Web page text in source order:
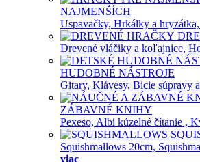
NAJMENŠÍCH
Uspavačky, Hrkálky a hryzátka,
Drevené vláčiky a koľajnice,
HUDOBNÉ NÁSTROJE
Gitary, Klávesy, Bicie súpravy
ZÁBAVNÉ KNIHY
Pexeso, Albi kúzelné čítanie ,
Squishmallows 20cm,
viac